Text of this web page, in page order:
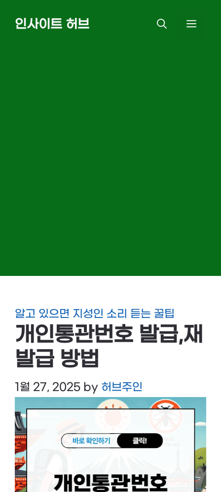
인사이트 허브
알고 있으면 지성인 소리 듣는 꿀팁
개인통관번호 발급,재
발급 방법
1월 27, 2025 by 허브주인